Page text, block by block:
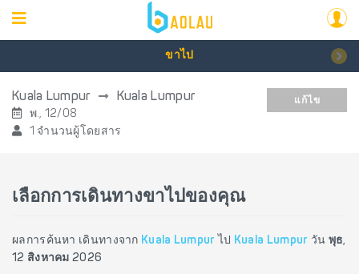
ขาไป
Kuala Lumpur Kuala Lumpur
พ., 12/08
1 จำนวนผู้โดยสาร
แก้ไข
เลือกการเดินทางขาไปของคุณ
ผลการค้นหา เดินทางจาก Kuala Lumpur ไป Kuala Lumpur วัน พุธ,
12 สิงหาคม 2026